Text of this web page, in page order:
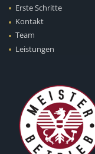
Erste Schritte
Kontakt
Team
Leistungen